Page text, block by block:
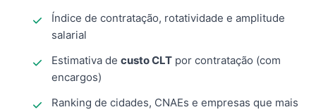
Índice de contratação, rotatividade e amplitude
salarial
Estimativa de custo CLT por contratação (com
encargos)
Ranking de cidades, CNAEs e empresas que mais